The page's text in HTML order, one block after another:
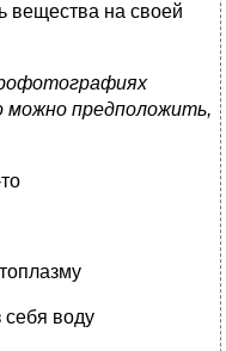
вещества на своей
предположить,
себя воду